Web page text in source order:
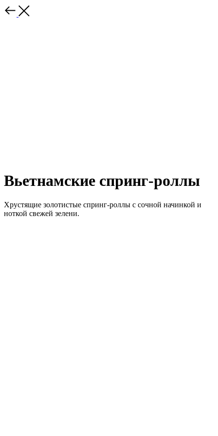
Вьетнамские спринг-роллы
Хрустящие золотистые спринг-роллы с сочной начинкой и
ноткой свежей зелени.